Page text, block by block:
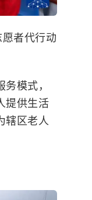
者代行动
模式，
提供生活
辖区老人